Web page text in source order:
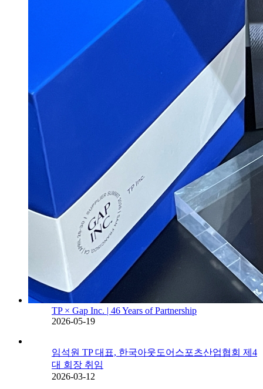
TP × Gap Inc. | 46 Years of Partnership
2026-05-19
임석원 TP 대표, 한국아웃도어스포츠산업협회 제4
대 회장 취임
2026-03-12